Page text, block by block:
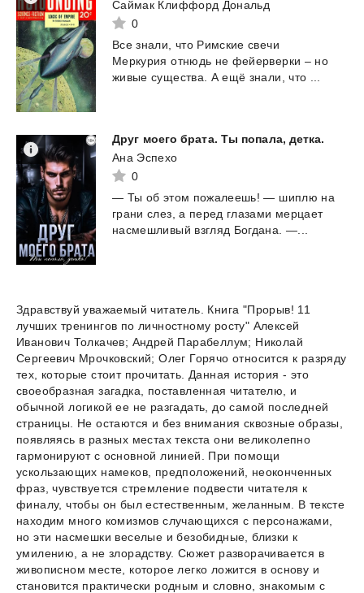
Саймак Клиффорд Дональд
0
Все знали, что Римские свечи
Меркурия отнюдь не фейерверки – но
живые существа. А ещё знали, что
Друг моего брата. Ты попала, детка.
Ана Эспехо
0
— Ты об этом пожалеешь! — шиплю на
грани слез, а перед глазами мерцает
насмешливый взгляд Богдана. —...
Здравствуй уважаемый читатель. Книга "Прорыв! 11
лучших тренингов по личностному росту" Алексей
Иванович Толкачев; Андрей Парабеллум; Николай
Сергеевич Мрочковский; Олег Горячо относится к разряду
тех, которые стоит прочитать. Данная история - это
своеобразная загадка, поставленная читателю, и
обычной логикой ее не разгадать, до самой последней
страницы. Не остаются и без внимания сквозные образы,
появляясь в разных местах текста они великолепно
гармонируют с основной линией. При помощи
ускользающих намеков, предположений, неоконченных
фраз, чувствуется стремление подвести читателя к
финалу, чтобы он был естественным, желанным. В тексте
находим много комизмов случающихся с персонажами,
но эти насмешки веселые и безобидные, близки к
умилению, а не злорадству. Сюжет разворачивается в
живописном месте, которое легко ложится в основу и
становится практически родным и словно, знакомым с